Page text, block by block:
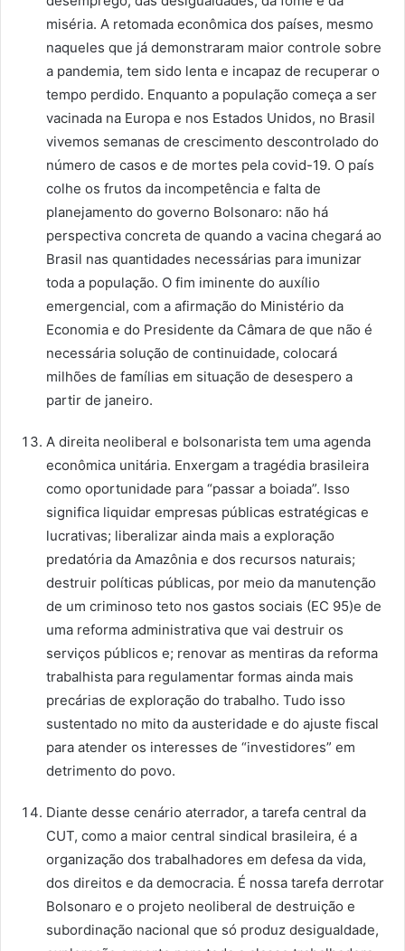
miséria. A retomada econômica dos países, mesmo
naqueles que já demonstraram maior controle sobre
a pandemia, tem sido lenta e incapaz de recuperar o
tempo perdido. Enquanto a população começa a ser
vacinada na Europa e nos Estados Unidos, no Brasil
vivemos semanas de crescimento descontrolado do
número de casos e de mortes pela covid-19. O país
colhe os frutos da incompetência e falta de
planejamento do governo Bolsonaro: não há
perspectiva concreta de quando a vacina chegará ao
Brasil nas quantidades necessárias para imunizar
toda a população. O fim iminente do auxílio
emergencial, com a afirmação do Ministério da
Economia e do Presidente da Câmara de que não é
necessária solução de continuidade, colocará
milhões de famílias em situação de desespero a
partir de janeiro.
A direita neoliberal e bolsonarista tem uma agenda
econômica unitária. Enxergam a tragédia brasileira
como oportunidade para “passar a boiada”. Isso
significa liquidar empresas públicas estratégicas e
lucrativas; liberalizar ainda mais a exploração
predatória da Amazônia e dos recursos naturais;
destruir políticas públicas, por meio da manutenção
de um criminoso teto nos gastos sociais (EC 95)e de
uma reforma administrativa que vai destruir os
serviços públicos e; renovar as mentiras da reforma
trabalhista para regulamentar formas ainda mais
precárias de exploração do trabalho. Tudo isso
sustentado no mito da austeridade e do ajuste fiscal
para atender os interesses de “investidores” em
detrimento do povo.
Diante desse cenário aterrador, a tarefa central da
CUT, como a maior central sindical brasileira, é a
organização dos trabalhadores em defesa da vida,
dos direitos e da democracia. É nossa tarefa derrotar
Bolsonaro e o projeto neoliberal de destruição e
subordinação nacional que só produz desigualdade,